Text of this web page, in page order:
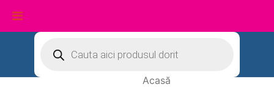
conținut
search
Acasă